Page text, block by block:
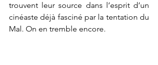
trouvent leur source dans l’esprit d’un
cinéaste déjà fasciné par la tentation du
Mal. On en tremble encore.